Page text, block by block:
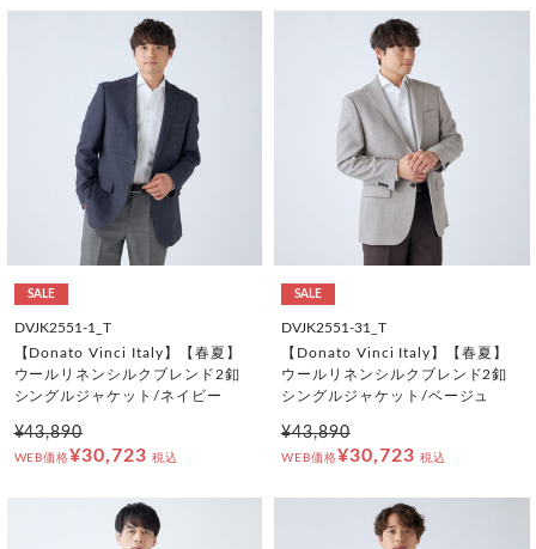
SALE
DVJK2551-1_T
【Donato Vinci Italy】【春夏】
ウールリネンシルクブレンド2釦
シングルジャケット/ネイビー
¥43,890
WEB価格¥30,723 税込
SALE
DVJK2551-31_T
【Donato Vinci Italy】【春夏】
ウールリネンシルクブレンド2釦
シングルジャケット/ベージュ
¥43,890
WEB価格¥30,723 税込